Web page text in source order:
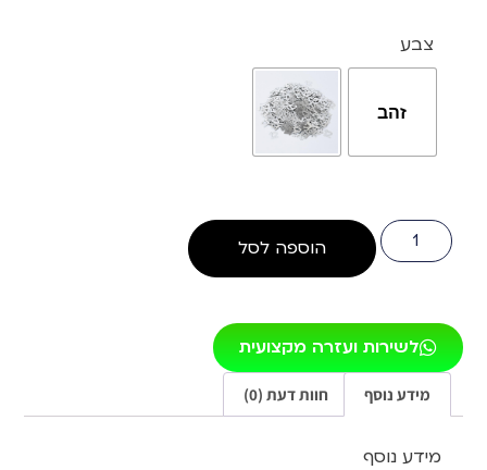
צבע
זהב
הוספה לסל
לשירות ועזרה מקצועית
מידע נוסף חוות דעת (0)
מידע נוסף